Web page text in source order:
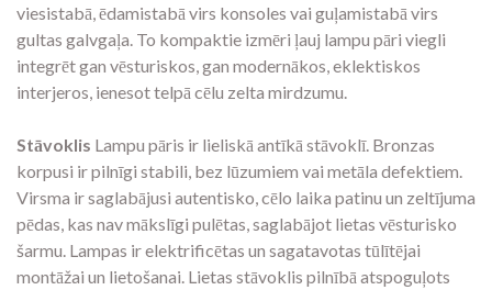
viesistabā, ēdamistabā virs konsoles vai guļamistabā virs
gultas galvgaļa. To kompaktie izmēri ļauj lampu pāri viegli
integrēt gan vēsturiskos, gan modernākos, eklektiskos
interjeros, ienesot telpā cēlu zelta mirdzumu.
Stāvoklis Lampu pāris ir lieliskā antīkā stāvoklī. Bronzas
korpusi ir pilnīgi stabili, bez lūzumiem vai metāla defektiem.
Virsma ir saglabājusi autentisko, cēlo laika patinu un zeltījuma
pēdas, kas nav mākslīgi pulētas, saglabājot lietas vēsturisko
šarmu. Lampas ir elektrificētas un sagatavotas tūlītējai
montāžai un lietošanai. Lietas stāvoklis pilnībā atspoguļots